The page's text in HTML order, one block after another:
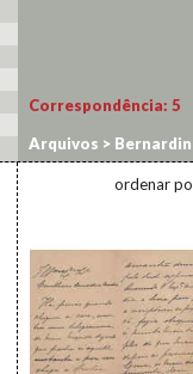
Correspondência: 5
Arquivos >
ordenar